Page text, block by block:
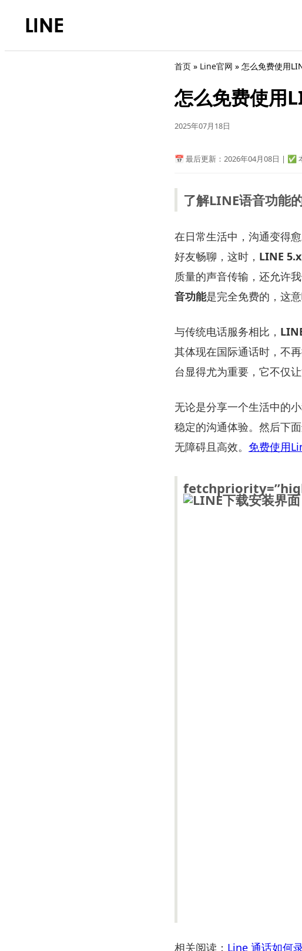
首页 » Line官网 » 怎么免费使用
怎么免费使用
2025年07月18日
📅 最后更新：2026年04月08日 | ✅
了解LINE语音功能
在日常生活中，沟通变得
好友畅聊，这时， LINE
质量的声音传输，还允许
音功能是完全免费的，这
与传统电话服务相比，
其体现在国际通话时，不
台显得尤为重要，它不仅
无论是分享一个生活中的
稳定的沟通体验。然后下
无障碍且高效。 免费使用
相关阅读： Line 通话如何